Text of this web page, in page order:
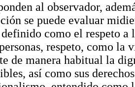
al observador,
se puede evaluar
como el respeto a
respeto, como la
de manera habitual la
así como sus